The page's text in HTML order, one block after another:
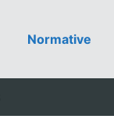
Normative